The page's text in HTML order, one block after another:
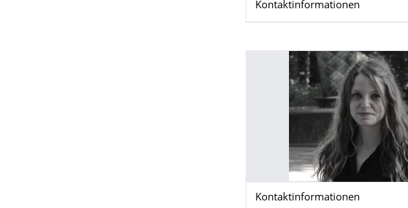
Kontaktinformationen
Kontaktinformationen